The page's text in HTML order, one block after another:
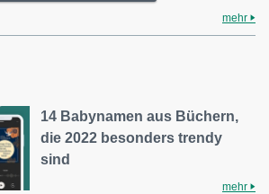
mehr
14 Babynamen aus Büchern,
die 2022 besonders trendy
sind
mehr